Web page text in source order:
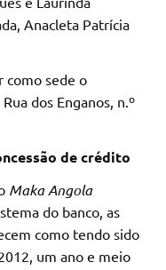
Anacleta Patrícia
como sede o
Rua dos Enganos, n.º
de crédito
Maka Angola
do banco, as
como tendo sido
um ano e meio